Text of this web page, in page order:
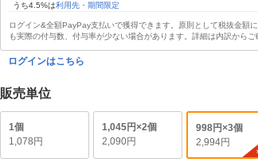
うち4.5%は利用先・期間限定
ログイン&全額PayPay支払いで獲得できます。原則として税抜金額
も実際の付与数、付与率が少ない場合があります。詳細は内訳からご
ログインはこちら
販売単位
1個
1,078円
1,045円×2個
2,090円
998円×3個
2,994円